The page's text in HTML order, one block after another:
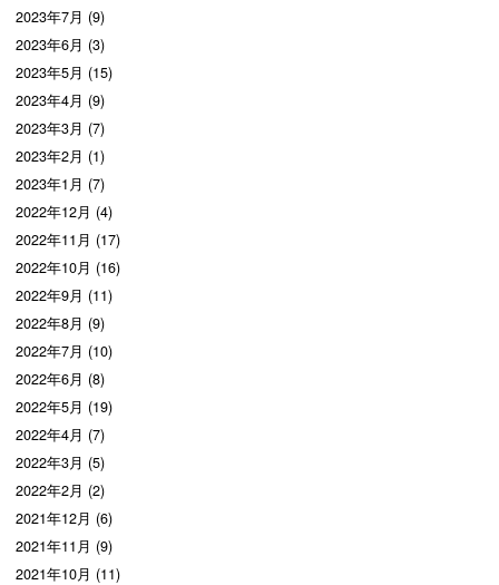
2023年7月 (9)
2023年6月 (3)
2023年5月 (15)
2023年4月 (9)
2023年3月 (7)
2023年2月 (1)
2023年1月 (7)
2022年12月 (4)
2022年11月 (17)
2022年10月 (16)
2022年9月 (11)
2022年8月 (9)
2022年7月 (10)
2022年6月 (8)
2022年5月 (19)
2022年4月 (7)
2022年3月 (5)
2022年2月 (2)
2021年12月 (6)
2021年11月 (9)
2021年10月 (11)